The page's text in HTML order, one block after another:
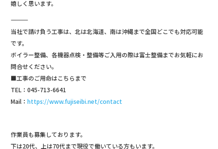
嬉しく思います。
―――――――――――――
当社で請け負う工事は、北は北海道、南は沖縄まで全国どこでも対応可能
です。
ボイラー整備、各機器点検・整備等ご入用の際は富士整備までお気軽にお
問合せください。
■工事のご用命はこちらまで
TEL：045-713-6641
Mail：https://www.fujiseibi.net/contact
作業員も募集しております。
下は20代、上は70代まで現役で働いている方もいます。